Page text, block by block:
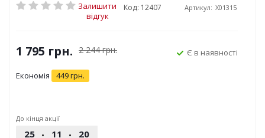
Залишити
відгук
Код: 12407 Артикул: X01315
1 795 грн. 2 244грн.
Економія 449грн.
Є в наявності
До кінця акції
25 11 20